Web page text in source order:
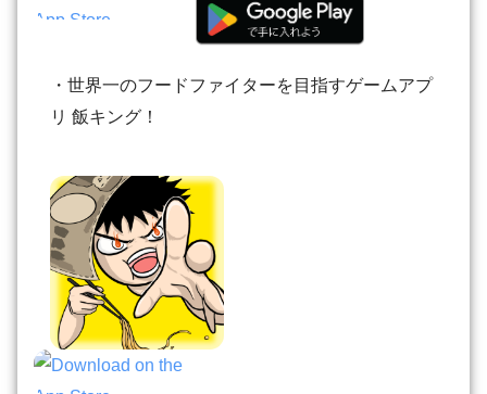
・世界一のフードファイターを目指すゲームアプ
リ 飯キング！